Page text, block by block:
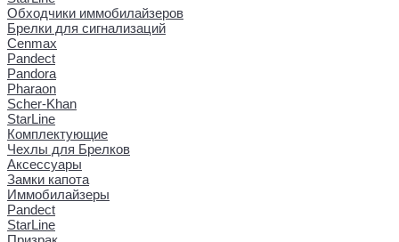
Обходчики иммобилайзеров
Брелки для сигнализаций
Cenmax
Pandect
Pandora
Pharaon
Scher-Khan
StarLine
Комплектующие
Чехлы для Брелков
Аксессуары
Замки капота
Иммобилайзеры
Pandect
StarLine